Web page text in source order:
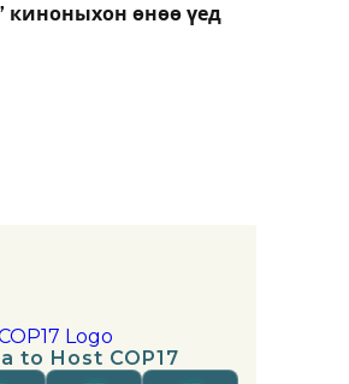
киноныхон өнөө үед